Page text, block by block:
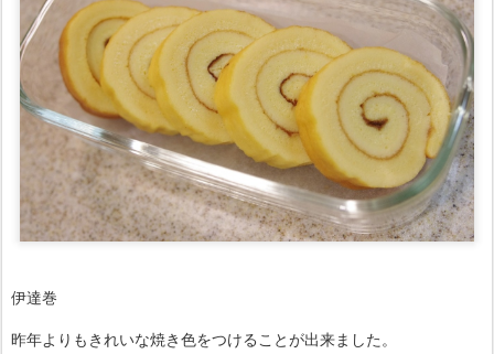
伊達巻
昨年よりもきれいな焼き色をつけることが出来ました。